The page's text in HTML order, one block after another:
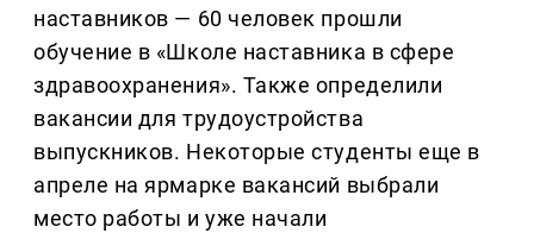
наставников — 60 человек прошли
обучение в «Школе наставника в сфере
здравоохранения». Также определили
вакансии для трудоустройства
выпускников. Некоторые студенты еще в
апреле на ярмарке вакансий выбрали
место работы и уже начали